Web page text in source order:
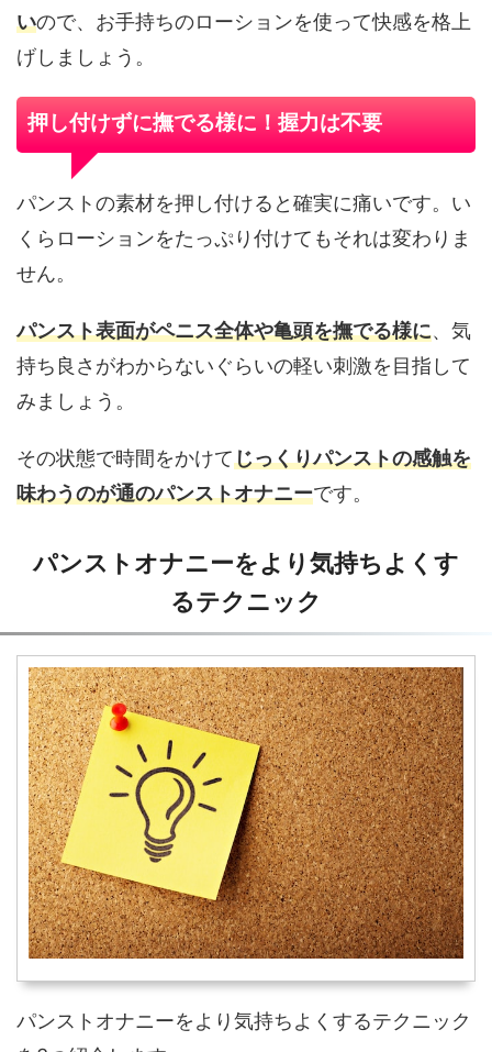
いので、お手持ちのローションを使って快感を格上
げしましょう。
押し付けずに撫でる様に！握力は不要
パンストの素材を押し付けると確実に痛いです。い
くらローションをたっぷり付けてもそれは変わりま
せん。
パンスト表面がペニス全体や亀頭を撫でる様に、気
持ち良さがわからないぐらいの軽い刺激を目指して
みましょう。
その状態で時間をかけてじっくりパンストの感触を
味わうのが通のパンストオナニーです。
パンストオナニーをより気持ちよくす
るテクニック
パンストオナニーをより気持ちよくするテクニック